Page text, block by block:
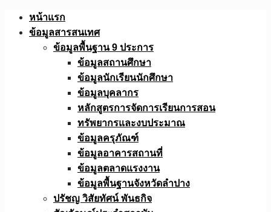
Skip
หน้าแรก
ข้อมูลสารสนเทศ
ข้อมูลพื้นฐาน 9 ประการ
ข้อมูลสถานศึกษา
ข้อมูลนักเรียนนักศึกษา
ข้อมูลบุคลากร
หลักสูตรการจัดการเรียนการสอน
ทรัพยากรและงบประมาณ
ข้อมูลครุภัณฑ์
ข้อมูลอาคารสถานที่
ข้อมูลตลาดแรงงาน
ข้อมูลพื้นฐานจังหวัดลำปาง
ปรัชญ วิสัยทัศน์ พันธกิจ